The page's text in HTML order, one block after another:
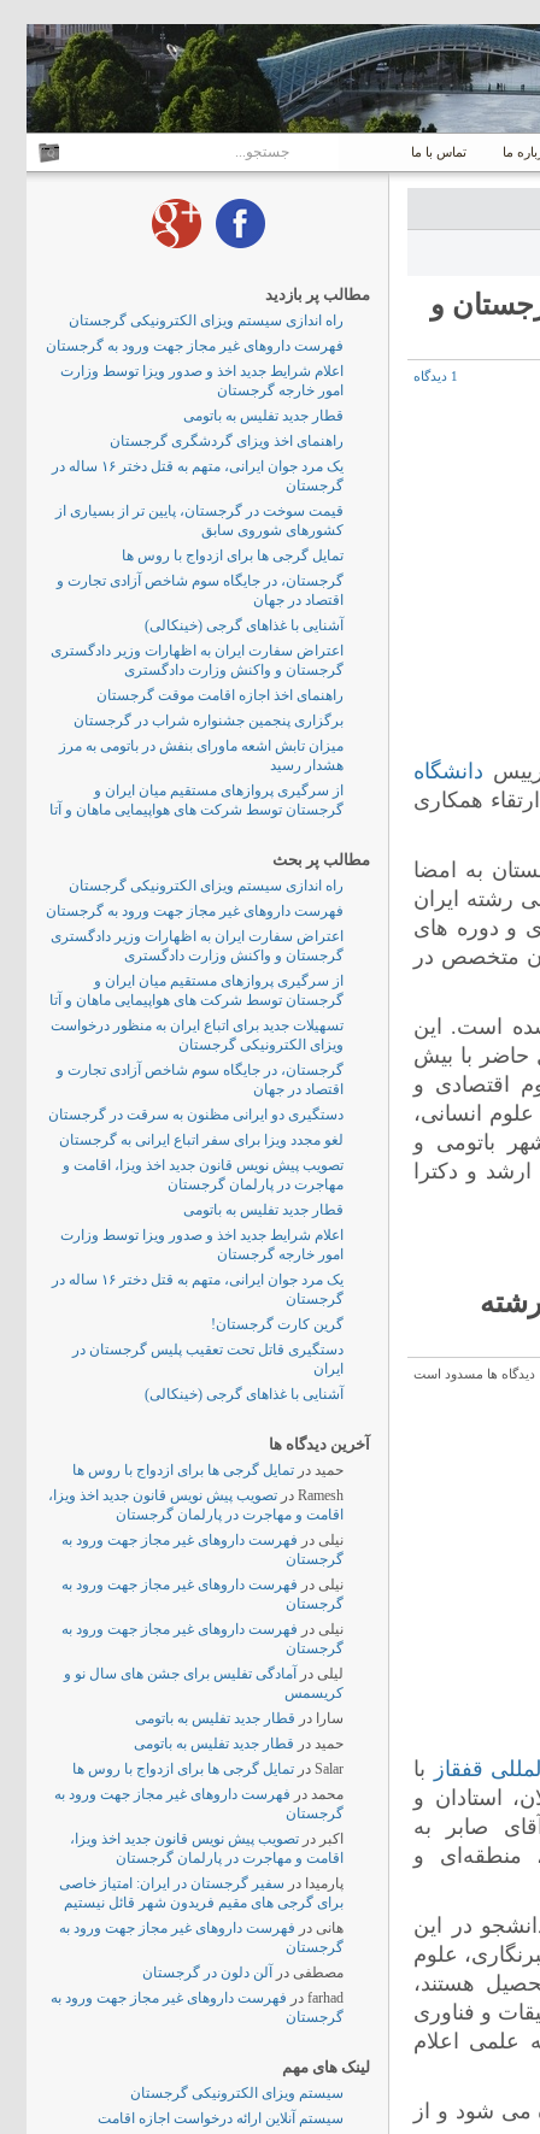
ما تماس با ما
و
1 دیدگاه
دانشگاه
همکاری
به امضا
رشته ایران
و دوره های
متخصص در
تاسیس شده است. این
حاضر با بیش
علوم اقتصادی و
انسانی،
باتومی و
و دکترا
دیدگاه ها مسدود است
قفقاز
با
استادان و
صابر به
منطقه‌ای و
در این
علوم
هستند،
و فناوری
علمی اعلام
می شود و از
مطالب پر بازدید
راه اندازی سیستم ویزای الکترونیکی گرجستان
فهرست داروهای غیر مجاز جهت ورود به گرجستان
اعلام شرایط جدید اخذ و صدور ویزا توسط وزارت
امور خارجه گرجستان
قطار جدید تفلیس به باتومی
راهنمای اخذ ویزای گردشگری گرجستان
یک مرد جوان ایرانی، متهم به قتل دختر ۱۶ ساله در
گرجستان
قیمت سوخت در گرجستان، پایین تر از بسیاری از
کشورهای شوروی سابق
تمایل گرجی ها برای ازدواج با روس ها
گرجستان، در جایگاه سوم شاخص آزادی تجارت و
اقتصاد در جهان
آشنایی با غذاهای گرجی (خینکالی)
اعتراض سفارت ایران به اظهارات وزیر دادگستری
گرجستان و واکنش وزارت دادگستری
راهنمای اخذ اجازه اقامت موقت گرجستان
برگزاری پنجمین جشنواره شراب در گرجستان
میزان تابش اشعه ماورای بنفش در باتومی به مرز
هشدار رسید
از سرگیری پروازهای مستقیم میان ایران و
گرجستان توسط شرکت های هواپیمایی ماهان و آتا
مطالب پر بحث
راه اندازی سیستم ویزای الکترونیکی گرجستان
فهرست داروهای غیر مجاز جهت ورود به گرجستان
اعتراض سفارت ایران به اظهارات وزیر دادگستری
گرجستان و واکنش وزارت دادگستری
از سرگیری پروازهای مستقیم میان ایران و
گرجستان توسط شرکت های هواپیمایی ماهان و آتا
تسهیلات جدید برای اتباع ایران به منظور درخواست
ویزای الکترونیکی گرجستان
گرجستان، در جایگاه سوم شاخص آزادی تجارت و
اقتصاد در جهان
دستگیری دو ایرانی مظنون به سرقت در گرجستان
لغو مجدد ویزا برای سفر اتباع ایرانی به گرجستان
تصویب پیش نویس قانون جدید اخذ ویزا، اقامت و
مهاجرت در پارلمان گرجستان
قطار جدید تفلیس به باتومی
اعلام شرایط جدید اخذ و صدور ویزا توسط وزارت
امور خارجه گرجستان
یک مرد جوان ایرانی، متهم به قتل دختر ۱۶ ساله در
گرجستان
گرین کارت گرجستان!
دستگیری قاتل تحت تعقیب پلیس گرجستان در
ایران
آشنایی با غذاهای گرجی (خینکالی)
آخرین دیدگاه ها
حمید در تمایل گرجی ها برای ازدواج با روس ها
Ramesh در تصویب پیش نویس قانون جدید اخذ ویزا،
اقامت و مهاجرت در پارلمان گرجستان
نیلی در فهرست داروهای غیر مجاز جهت ورود به
گرجستان
نیلی در فهرست داروهای غیر مجاز جهت ورود به
گرجستان
نیلی در فهرست داروهای غیر مجاز جهت ورود به
گرجستان
لیلی در
آمادگی تفلیس برای جشن های سال نو و
کریسمس
سارا
در قطار جدید تفلیس به باتومی
حمید در قطار جدید تفلیس به باتومی
Salar در تمایل گرجی ها برای ازدواج با روس ها
محمد در فهرست داروهای غیر مجاز جهت ورود به
گرجستان
اکبر در تصویب پیش نویس قانون جدید اخذ ویزا،
اقامت و مهاجرت در پارلمان گرجستان
پارمیدا در سفیر گرجستان در ایران: امتیاز خاصی
برای گرجی های مقیم فریدون شهر قائل نیستیم
هانی در فهرست داروهای غیر مجاز جهت ورود به
گرجستان
مصطفی در
آلن دلون در گرجستان
farhad در فهرست داروهای غیر مجاز جهت ورود به
گرجستان
لینک های مهم
سیستم ویزای الکترونیکی گرجستان
سیستم آنلاین ارائه درخواست اجازه اقامت